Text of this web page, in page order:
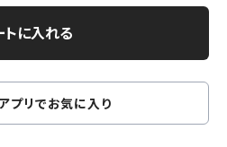
トに入れる
プリでお気に入り